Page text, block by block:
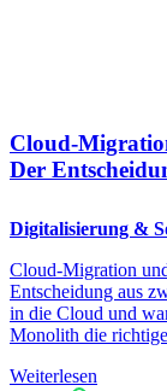
Cloud-
Der
Digitalisierung &
Cloud-Migration
Entscheidung aus
in die Cloud und
Monolith die
Weiterlesen